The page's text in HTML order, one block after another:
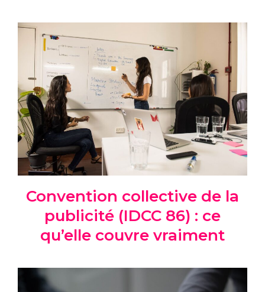
Convention collective de la
publicité (IDCC 86) : ce
qu’elle couvre vraiment